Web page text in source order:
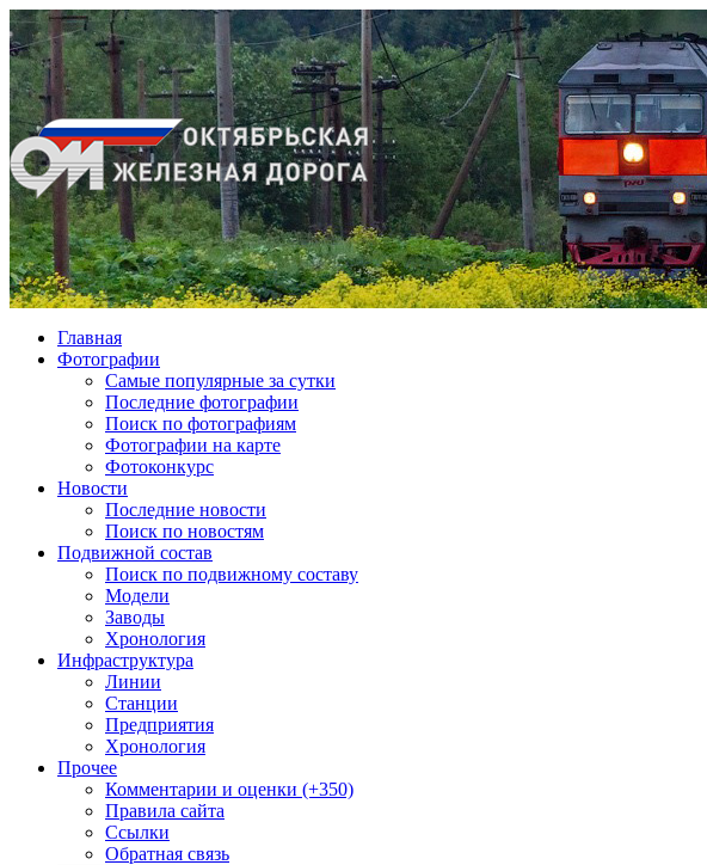
Главная
Фотографии
Cамые популярные за сутки
Последние фотографии
Поиск по фотографиям
Фотографии на карте
Фотоконкурс
Новости
Последние новости
Поиск по новостям
Подвижной состав
Поиск по подвижному составу
Модели
Заводы
Хронология
Инфраструктура
Линии
Станции
Предприятия
Хронология
Прочее
Комментарии и оценки (+350)
Правила сайта
Ссылки
Обратная связь